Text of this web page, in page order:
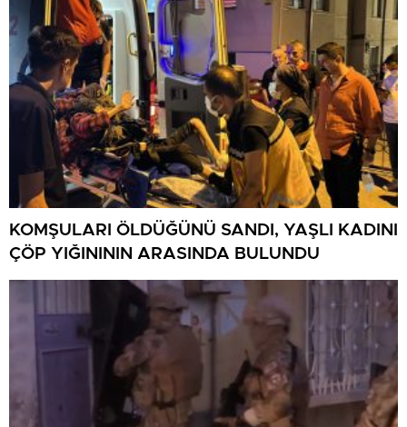
KOMŞULARI ÖLDÜĞÜNÜ SANDI, YAŞLI KADINI
ÇÖP YIĞINININ ARASINDA BULUNDU